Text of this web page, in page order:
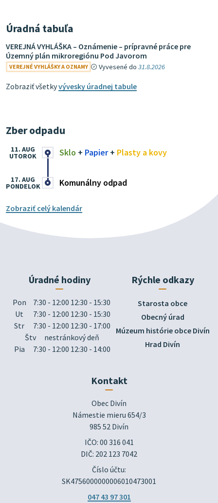
Úradná tabuľa
VEREJNÁ VYHLÁŠKA – Oznámenie – prípravné práce pre
Územný plán mikroregiónu Pod Javorom
VEREJNÉ VYHLÁŠKY A OZNAMY Vyvesené do31.8.2026
Zobraziť všetkyvývesky úradnej tabule
Zber odpadu
Sklo + Papier+ Plasty a kovy
11. AUG
UTOROK
Komunálny odpad
17. AUG
PONDELOK
Zobraziť celý kalendár
Úradné hodiny
Pon
7:30 - 12:00 12:30 - 15:30
Ut
7:30 - 12:00 12:30 - 15:30
Str
7:30 - 12:00 12:30 - 17:00
Štv
nestránkový deň
Pia
7:30 - 12:00 12:30 - 14:00
Rýchle odkazy
Starosta obce
Obecný úrad
Múzeum histórie obce Divín
Hrad Divín
Kontakt
Obec Divín
Námestie mieru 654/3
985 52 Divín
IČO: 00 316 041
DIČ: 202 123 7042
Číslo účtu:
SK4756000000006010473001
047 43 97 301